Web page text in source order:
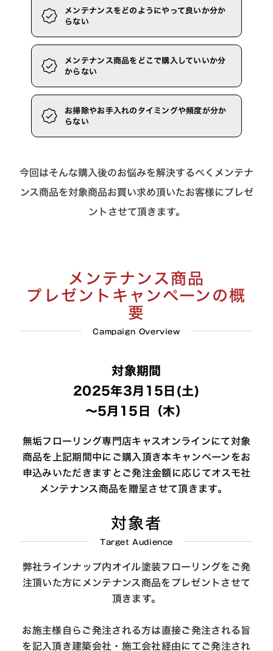
メンテナンスをどのようにやって良いか分か
らない
メンテナンス商品をどこで購入していいか分
からない
お掃除やお手入れのタイミングや頻度が分か
らない
今回はそんな購入後のお悩みを解決するべくメンテナ
ンス商品を対象商品お買い求め頂いたお客様にプレゼ
ントさせて頂きます。
メンテナンス商品
プレゼントキャンペーンの概
要
Campaign Overview
対象期間
2025年3月15日(土)
～5月15日（木）
無垢フローリング専門店キャスオンラインにて対象
商品を上記期間中にご購入頂き本キャンペーンをお
申込みいただきますとご発注金額に応じてオスモ社
メンテナンス商品を贈呈させて頂きます。
対象者
Target Audience
弊社ラインナップ内オイル塗装フローリングをご発
注頂いた方にメンテナンス商品をプレゼントさせて
頂きます。
お施主様自らご発注される方は直接ご発注される旨
を記入頂き建築会社・施工会社経由にてご発注され